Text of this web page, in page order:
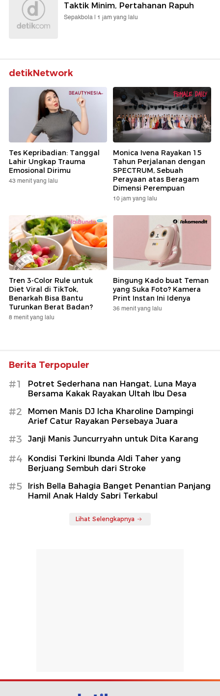
Taktik Minim, Pertahanan Rapuh
Sepakbola | 1 jam yang lalu
detikNetwork
Tes Kepribadian: Tanggal
Lahir Ungkap Trauma
Emosional Dirimu
43 menit yang lalu
Monica Ivena Rayakan 15
Tahun Perjalanan dengan
SPECTRUM, Sebuah
Perayaan atas Beragam
Dimensi Perempuan
10 jam yang lalu
Tren 3-Color Rule untuk
Diet Viral di TikTok,
Benarkah Bisa Bantu
Turunkan Berat Badan?
8 menit yang lalu
Bingung Kado buat Teman
yang Suka Foto? Kamera
Print Instan Ini Idenya
36 menit yang lalu
Berita Terpopuler
#1
Potret Sederhana nan Hangat, Luna Maya
Bersama Kakak Rayakan Ultah Ibu Desa
#2
Momen Manis DJ Icha Kharoline Dampingi
Arief Catur Rayakan Persebaya Juara
#3 Janji Manis Juncurryahn untuk Dita Karang
#4
Kondisi Terkini Ibunda Aldi Taher yang
Berjuang Sembuh dari Stroke
#5
Irish Bella Bahagia Banget Penantian Panjang
Hamil Anak Haldy Sabri Terkabul
Lihat Selengkapnya